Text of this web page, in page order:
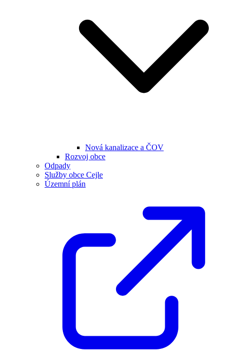
Nová kanalizace a ČOV
Rozvoj obce
Odpady
Služby obce Cejle
Územní plán